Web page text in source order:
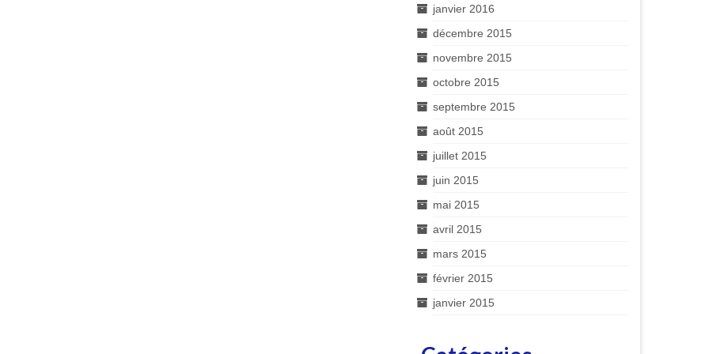
janvier 2016
décembre 2015
novembre 2015
octobre 2015
septembre 2015
août 2015
juillet 2015
juin 2015
mai 2015
avril 2015
mars 2015
février 2015
janvier 2015